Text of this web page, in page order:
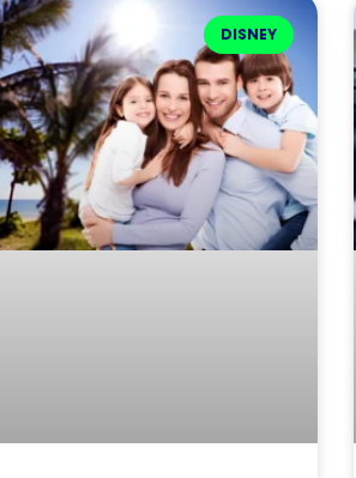
DISNEY